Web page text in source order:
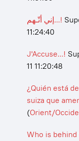
إني أتّـهم...!
11:24:40
J'Accuse...!
11 11:20:48
¿Quién está
suiza que
(Orient/
Who is behind